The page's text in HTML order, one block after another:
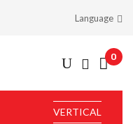
Language
0
VERTICAL